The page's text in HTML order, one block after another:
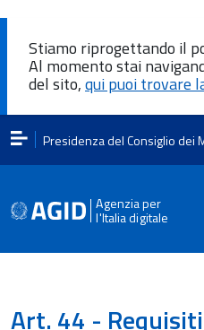
Stiamo riprogettando il
Al momento stai
del sito,qui puoi trovare
Presidenza del Consiglio dei
Agenzia per
l'Italia digitale
Art. 44 -